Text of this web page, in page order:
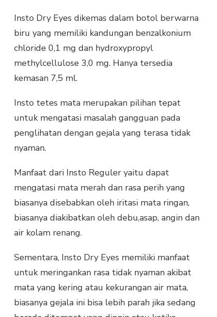
Insto Dry Eyes dikemas dalam botol berwarna
biru yang memiliki kandungan benzalkonium
chloride 0,1 mg dan hydroxypropyl
methylcellulose 3,0 mg. Hanya tersedia
kemasan 7,5 ml.
Insto tetes mata merupakan pilihan tepat
untuk mengatasi masalah gangguan pada
penglihatan dengan gejala yang terasa tidak
nyaman.
Manfaat dari Insto Reguler yaitu dapat
mengatasi mata merah dan rasa perih yang
biasanya disebabkan oleh iritasi mata ringan,
biasanya diakibatkan oleh debu,asap, angin dan
air kolam renang.
Sementara, Insto Dry Eyes memiliki manfaat
untuk meringankan rasa tidak nyaman akibat
mata yang kering atau kekurangan air mata,
biasanya gejala ini bisa lebih parah jika sedang